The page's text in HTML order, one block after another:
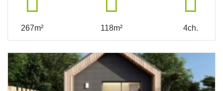
267m² 118m² 4ch.